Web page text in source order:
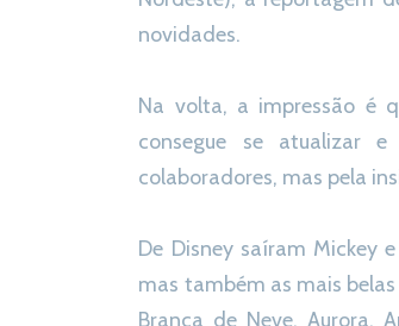
novidades.
Na volta, a impressão é
consegue se atualizar
colaboradores, mas pela
De Disney saíram Mickey
mas também as mais
Branca de Neve, Aurora,